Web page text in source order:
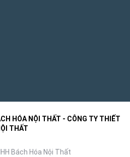
HÓA NỘI THẤT - CÔNG TY THIẾT
THẤT
Bách Hóa Nội Thất